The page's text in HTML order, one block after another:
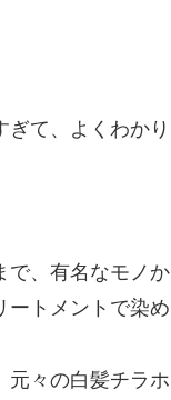
て、よくわかり
、有名なモノ
トメントで染め
々の白髪チラ